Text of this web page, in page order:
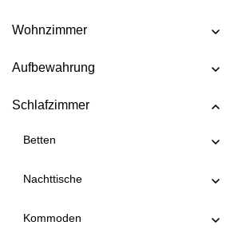
Wohnzimmer
Aufbewahrung
Schlafzimmer
Betten
Nachttische
Kommoden